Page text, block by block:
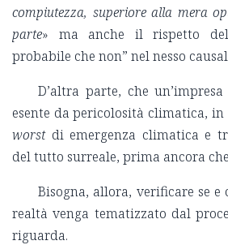
compiutezza, superiore alla mera
parte» ma anche il rispetto
probabile che non” nel nesso
D’altra parte, che un’impresa
esente da pericolosità climatica, in
worstdi emergenza climatica e
del tutto surreale, prima ancora
Bisogna, allora, verificare se
realtà venga tematizzato dal
riguarda.